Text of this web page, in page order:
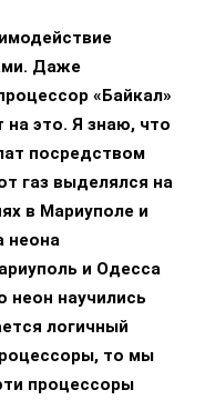
Даже
«Байкал»
это. Я знаю, что
посредством
газ выделялся на
в Мариуполе и
неона
и Одесса
неон научились
логичный
то мы
процессоры